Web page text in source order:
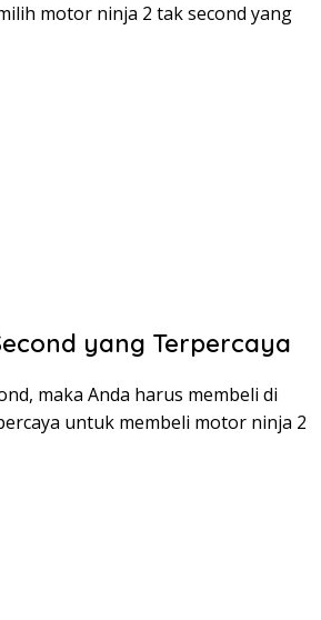
motor ninja 2 tak second yang
yang Terpercaya
maka Anda harus membeli di
untuk membeli motor ninja 2